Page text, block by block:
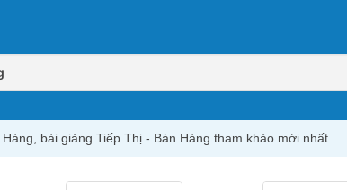
bài giảng Tiếp Thị - Bán Hàng tham khảo mới nhất